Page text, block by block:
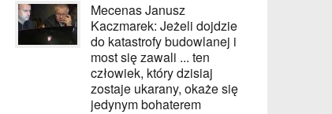
Mecenas Janusz
Kaczmarek: Jeżeli dojdzie
do katastrofy budowlanej i
most się zawali ... ten
człowiek, który dzisiaj
zostaje ukarany, okaże się
jedynym bohaterem